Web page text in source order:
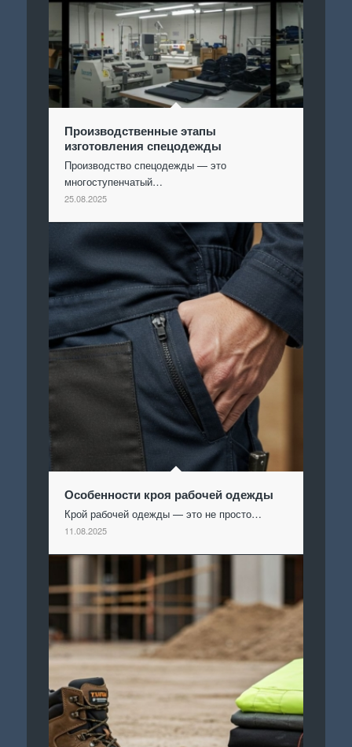
Производственные этапы
изготовления спецодежды
Производство спецодежды — это
многоступенчатый…
25.08.2025
Особенности кроя рабочей одежды
Крой рабочей одежды — это не просто…
11.08.2025